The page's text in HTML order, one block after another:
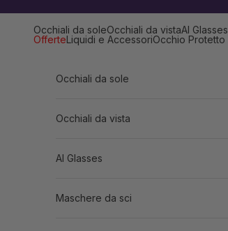
Occhiali da soleOcchiali da vistaAI Glasses
OfferteLiquidi e AccessoriOcchio Protetto
Occhiali da sole
Occhiali da vista
AI Glasses
Maschere da sci